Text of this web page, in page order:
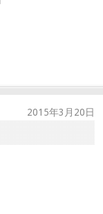
2015年3月20日